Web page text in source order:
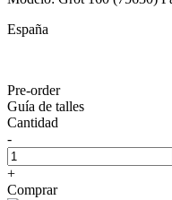
España
Pre-order
Guía de talles
Cantidad
-
+
Comprar